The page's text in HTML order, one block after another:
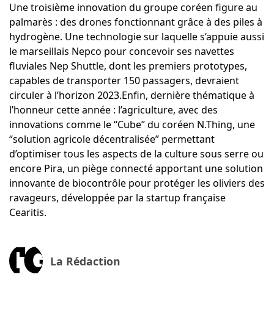
Une troisième innovation du groupe coréen figure au
palmarès : des drones fonctionnant grâce à des piles à
hydrogène. Une technologie sur laquelle s’appuie aussi
le marseillais Nepco pour concevoir ses navettes
fluviales Nep Shuttle, dont les premiers prototypes,
capables de transporter 150 passagers, devraient
circuler à l’horizon 2023.Enfin, dernière thématique à
l’honneur cette année : l’agriculture, avec des
innovations comme le“Cube” du coréen N.Thing, une
“solution agricole décentralisée” permettant
d’optimiser tous les aspects de la culture sous serre ou
encorePira, un piège connectéapportant une solution
innovante de biocontrôle pour protéger les oliviers des
ravageurs, développée par la startup française
Cearitis.
La Rédaction